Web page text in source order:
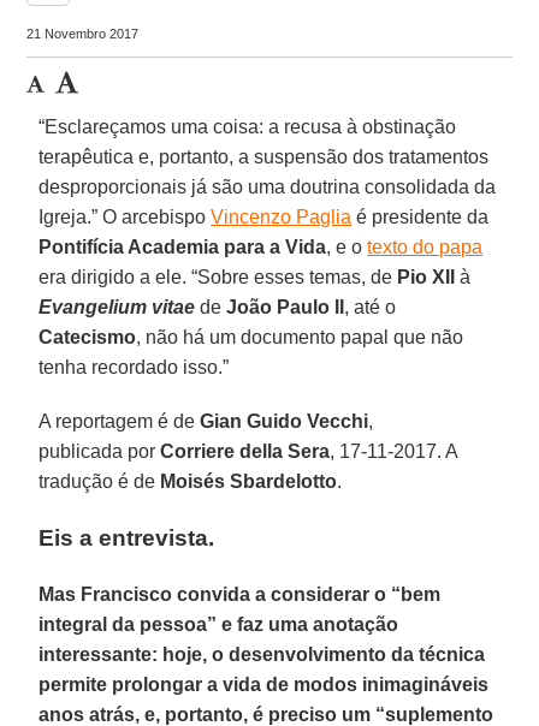
21 Novembro 2017
“Esclareçamos uma coisa: a recusa à obstinação
terapêutica e, portanto, a suspensão dos tratamentos
desproporcionais já são uma doutrina consolidada da
Igreja.” O arcebispoVincenzo Paglia é presidente da
Pontifícia Academia para a Vida, e otexto do papa
era dirigido a ele. “Sobre esses temas, de Pio XII
à
Evangelium vitae deJoão Paulo II , até o
Catecismo, não há um documento papal que não
tenha recordado isso.”
A reportagem é deGian Guido Vecchi,
publicada porCorriere della Sera, 17-11-2017. A
tradução é de Moisés Sbardelotto.
Eis a entrevista.
Mas Francisco convida a considerar o “bem
integral da pessoa” e faz uma anotação
interessante: hoje, o desenvolvimento da técnica
permite prolongar a vida de modos inimagináveis
anos atrás, e, portanto, é preciso um “suplemento